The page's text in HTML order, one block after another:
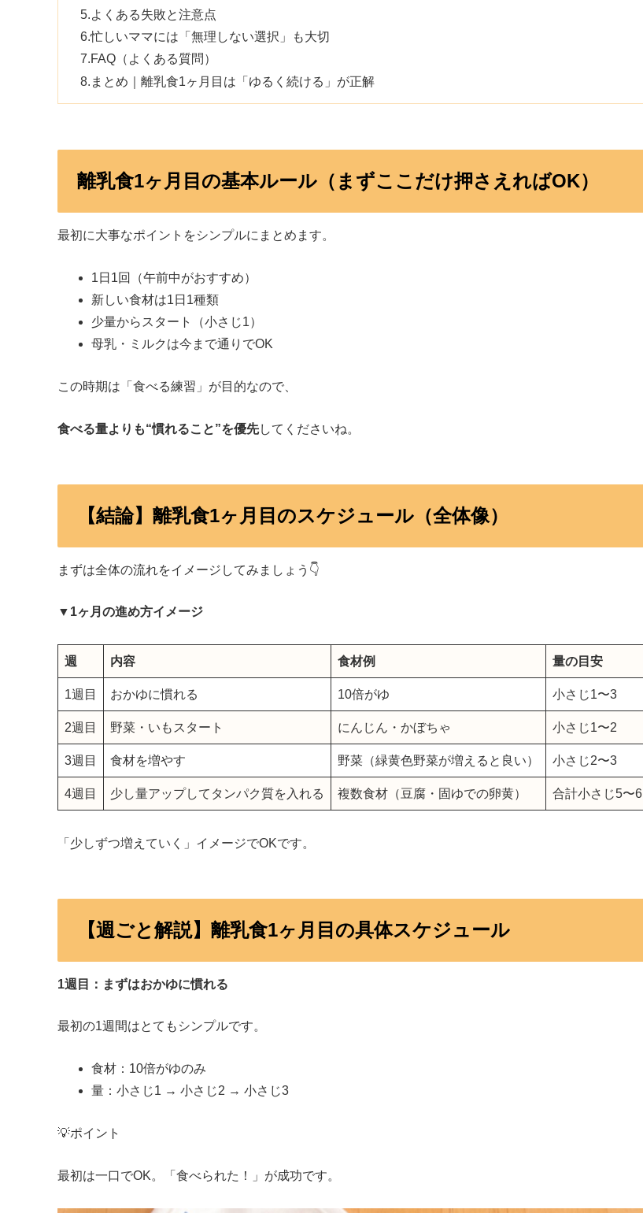
よくある失敗と注意点
忙しいママには「無理しない選択」も大切
FAQ（よくある質問）
まとめ｜離乳食1ヶ月目は「ゆるく続ける」が正解
離乳食1ヶ月目の基本ルール（まずここだけ押さえればOK）
最初に大事なポイントをシンプルにまとめます。
1日1回（午前中がおすすめ）
新しい食材は1日1種類
少量からスタート（小さじ1）
母乳・ミルクは今まで通りでOK
この時期は「食べる練習」が目的なので、
食べる量よりも“慣れること”を優先してくださいね。
【結論】離乳食1ヶ月目のスケジュール（全体像）
まずは全体の流れをイメージしてみましょう👇
▼1ヶ月の進め方イメージ
週 内容 食材例 量の目安
1週目 おかゆに慣れる 10倍がゆ 小さじ1〜3
2週目 野菜・いもスタート にんじん・かぼちゃ 小さじ1〜2
3週目 食材を増やす 野菜（緑黄色野菜が増えると良い） 小さじ2〜3
4週目 少し量アップしてタンパク質を入れる 複数食材（豆腐・固ゆでの卵黄） 合計小さじ5〜6
「少しずつ増えていく」イメージでOKです。
【週ごと解説】離乳食1ヶ月目の具体スケジュール
1週目：まずはおかゆに慣れる
最初の1週間はとてもシンプルです。
食材：10倍がゆのみ
量：小さじ1 → 小さじ2 → 小さじ3
💡ポイント
最初は一口でOK。「食べられた！」が成功です。